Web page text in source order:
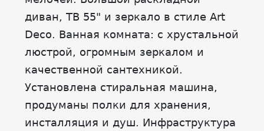
диван, ТВ 55" и зеркало в стиле Art
Deco. Ванная комната: с хрустальной
люстрой, огромным зеркалом и
качественной сантехникой.
Установлена стиральная машина,
продуманы полки для хранения,
инсталляция и душ. Инфраструктура